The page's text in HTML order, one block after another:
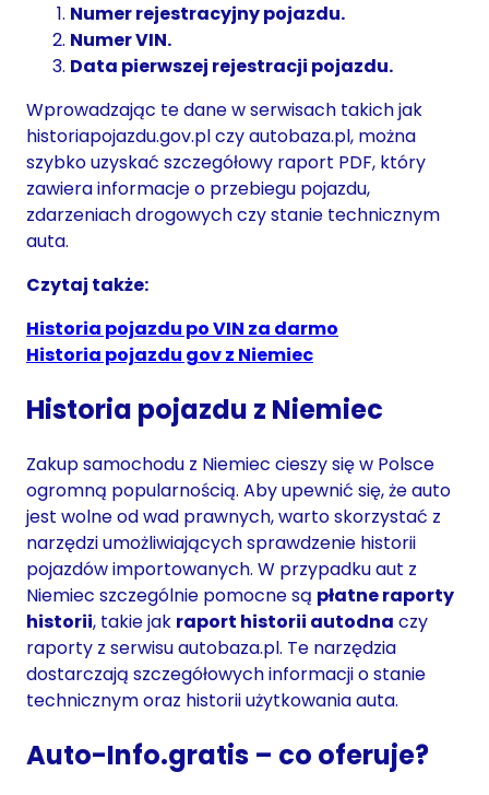
Numer rejestracyjny pojazdu.
Numer VIN.
Data pierwszej rejestracji pojazdu.
Wprowadzając te dane w serwisach takich jak
historiapojazdu.gov.pl czy autobaza.pl, można
szybko uzyskać szczegółowy raport PDF, który
zawiera informacje o przebiegu pojazdu,
zdarzeniach drogowych czy stanie technicznym
auta.
Czytaj także:
Historia pojazdu po VIN za darmo
Historia pojazdu gov z Niemiec
Historia pojazdu z Niemiec
Zakup samochodu z Niemiec cieszy się w Polsce
ogromną popularnością. Aby upewnić się, że auto
jest wolne od wad prawnych, warto skorzystać z
narzędzi umożliwiających sprawdzenie historii
pojazdów importowanych. W przypadku aut z
Niemiec szczególnie pomocne są płatne raporty
historii, takie jak raport historii autodna czy
raporty z serwisu autobaza.pl. Te narzędzia
dostarczają szczegółowych informacji o stanie
technicznym oraz historii użytkowania auta.
Auto-Info.gratis – co oferuje?